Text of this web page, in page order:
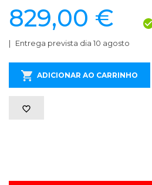
829,00 €
Entrega prevista dia 10 agosto
ADICIONAR AO CARRINHO